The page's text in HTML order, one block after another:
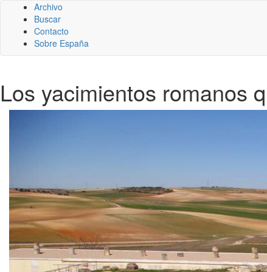
Archivo
Buscar
Contacto
Sobre España
Los yacimientos romanos